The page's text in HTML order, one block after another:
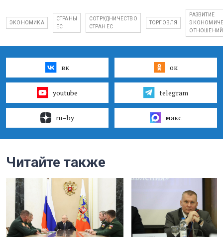
ЭКОНОМИКА
СТРАНЫ
ЕС
СОТРУДНИЧЕСТВО
СТРАН ЕС
ТОРГОВЛЯ
РАЗВИТИЕ
ОТНОШЕНИЙ
вк ок
youtube telegram
ru–by макс
Читайте также